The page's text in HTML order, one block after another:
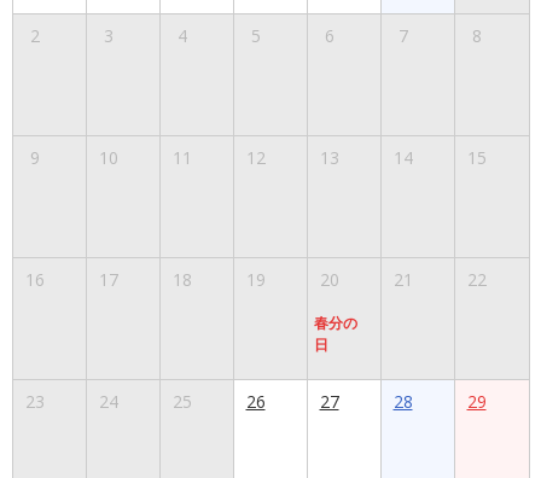
2 3 4 5 6 7 8
9 10 11 12 13 14 15
16 17 18 19 20
春分の
日
21 22
23 24 25 26 27 28 29